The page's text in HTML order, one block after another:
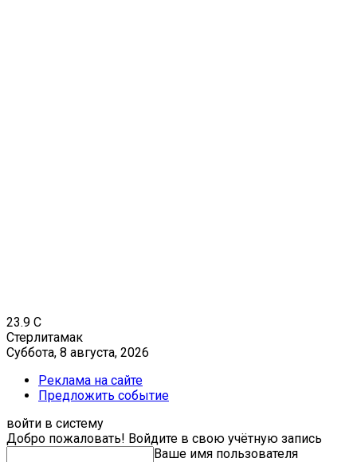
23.9 C
Стерлитамак
Суббота, 8 августа, 2026
Реклама на сайте
Предложить событие
войти в систему
Добро пожаловать! Войдите в свою учётную запись
Ваше имя пользователя